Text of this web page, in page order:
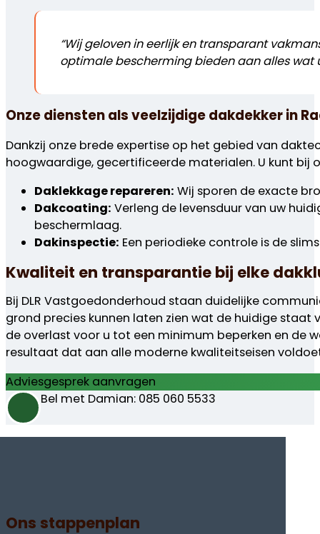
“Wij geloven in eerlijk en transparant
optimale bescherming bieden aan alles wat
Onze diensten als veelzijdige dakdekker in
Dankzij onze brede expertise op het gebied van
hoogwaardige, gecertificeerde materialen. U kunt bij
Daklekkage repareren: Wij sporen de exacte
Dakcoating: Verleng de levensduur van uw
beschermlaag.
Dakinspectie: Een periodieke controle is de
Kwaliteit en transparantie bij elke
Bij DLR Vastgoedonderhoud staan duidelijke
grond precies kunnen laten zien wat de huidige staat
de overlast voor u tot een minimum beperken en de
resultaat dat aan alle moderne kwaliteitseisen
Adviesgesprek aanvragen
Bel met Damian: 085 060 5533
Ons stappenplan